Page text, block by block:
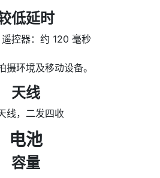
低延时
控器：约 120 毫秒
摄环境及移动设备。
天线
线，二发四收
电池
容量